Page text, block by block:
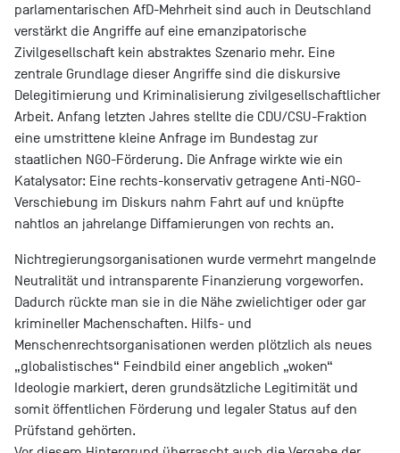
parlamentarischen AfD-Mehrheit sind auch in Deutschland
verstärkt die Angriffe auf eine emanzipatorische
Zivilgesellschaft kein abstraktes Szenario mehr. Eine
zentrale Grundlage dieser Angriffe sind die diskursive
Delegitimierung und Kriminalisierung zivilgesellschaftlicher
Arbeit. Anfang letzten Jahres stellte die CDU/CSU-Fraktion
eine umstrittene kleine Anfrage im Bundestag zur
staatlichen NGO-Förderung. Die Anfrage wirkte wie ein
Katalysator: Eine rechts-konservativ getragene Anti-NGO-
Verschiebung im Diskurs nahm Fahrt auf und knüpfte
nahtlos an jahrelange Diffamierungen von rechts an.
Nichtregierungsorganisationen wurde vermehrt mangelnde
Neutralität und intransparente Finanzierung vorgeworfen.
Dadurch rückte man sie in die Nähe zwielichtiger oder gar
krimineller Machenschaften. Hilfs- und
Menschenrechtsorganisationen werden plötzlich als neues
„globalistisches“ Feindbild einer angeblich „woken“
Ideologie markiert, deren grundsätzliche Legitimität und
somit öffentlichen Förderung und legaler Status auf den
Prüfstand gehörten.